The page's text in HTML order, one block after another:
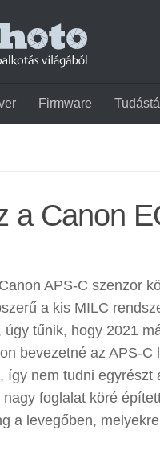
Firmware
a Canon
APS-C szenzor
a kis MILC
tűnik, hogy 2021
bevezetné az APS-
így nem tudni
foglalat köré
a levegőben,